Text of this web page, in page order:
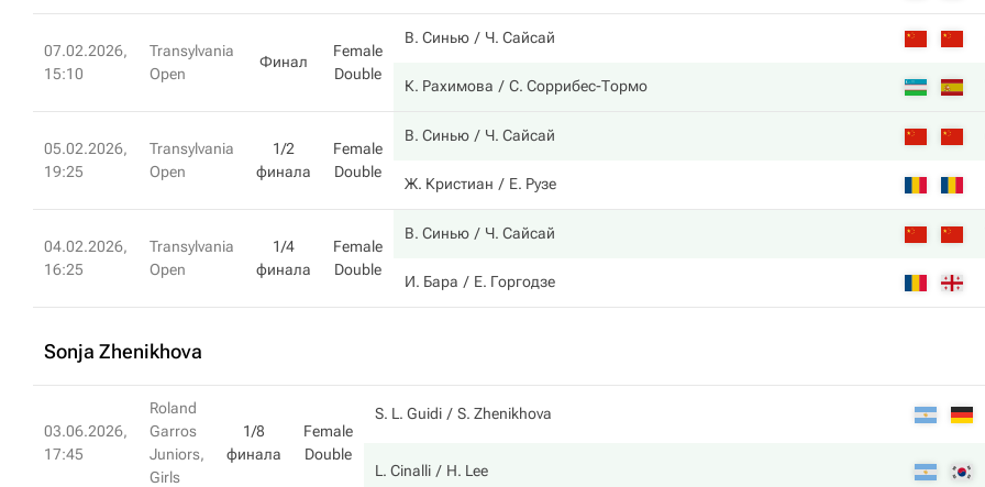
07.02.2026,
15:10
Transylvania
Open
Финал
Female
Double
В. Синью Ч. Сайсай
К. Рахимова С. Соррибес-Тормо
05.02.2026,
19:25
Transylvania
Open
1/2
финала
Female
Double
В. Синью Ч. Сайсай
Ж. Кристиан Е. Рузе
04.02.2026,
16:25
Transylvania
Open
1/4
финала
Female
Double
В. Синью Ч. Сайсай
И. Бара Е. Горгодзе
Sonja Zhenikhova
03.06.2026,
17:45
Roland
Garros
Juniors,
Girls
1/8
финала
Female
Double
S. L. Guidi S. Zhenikhova
L. Cinalli H. Lee